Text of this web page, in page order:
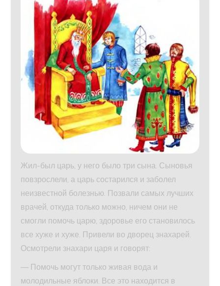
Жил-был царь, у него было три сына. Сыновья
повзрослели, а царь состарился и заболел
неизвестной болезнью. Позвали самых лучших
врачей, откуда только можно, ничем они не
смогли помочь царю, здоровье его становилось
все хуже и хуже. Привели во дворец знахарей.
Осмотрели знахари царя и говорят:
— Помочь могут только живая вода и
молодильные яблоки. Все это находится в